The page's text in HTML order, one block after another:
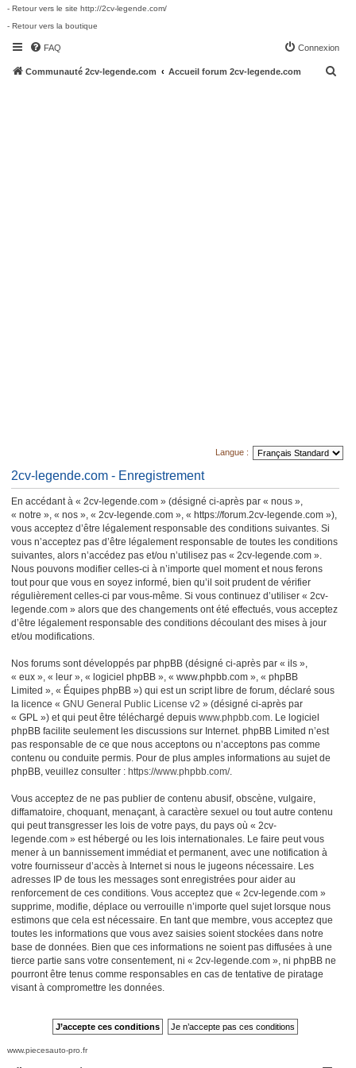
- Retour vers le site http://2cv-legende.com/
- Retour vers la boutique
FAQ Connexion
Communauté 2cv-legende.com Accueil forum 2cv-legende.com
Langue :
2cv-legende.com - Enregistrement
En accédant à « 2cv-legende.com » (désigné ci-après par « nous »,
« notre », « nos », « 2cv-legende.com », « https://forum.2cv-legende.com »),
vous acceptez d’être légalement responsable des conditions suivantes. Si
vous n’acceptez pas d’être légalement responsable de toutes les conditions
suivantes, alors n’accédez pas et/ou n’utilisez pas « 2cv-legende.com ».
Nous pouvons modifier celles-ci à n’importe quel moment et nous ferons
tout pour que vous en soyez informé, bien qu’il soit prudent de vérifier
régulièrement celles-ci par vous-même. Si vous continuez d’utiliser « 2cv-
legende.com » alors que des changements ont été effectués, vous acceptez
d’être légalement responsable des conditions découlant des mises à jour
et/ou modifications.
Nos forums sont développés par phpBB (désigné ci-après par « ils »,
« eux », « leur », « logiciel phpBB », « www.phpbb.com », « phpBB
Limited », « Équipes phpBB ») qui est un script libre de forum, déclaré sous
la licence « GNU General Public License v2 » (désigné ci-après par
« GPL ») et qui peut être téléchargé depuis www.phpbb.com. Le logiciel
phpBB facilite seulement les discussions sur Internet. phpBB Limited n’est
pas responsable de ce que nous acceptons ou n’acceptons pas comme
contenu ou conduite permis. Pour de plus amples informations au sujet de
phpBB, veuillez consulter : https://www.phpbb.com/.
Vous acceptez de ne pas publier de contenu abusif, obscène, vulgaire,
diffamatoire, choquant, menaçant, à caractère sexuel ou tout autre contenu
qui peut transgresser les lois de votre pays, du pays où « 2cv-
legende.com » est hébergé ou les lois internationales. Le faire peut vous
mener à un bannissement immédiat et permanent, avec une notification à
votre fournisseur d’accès à Internet si nous le jugeons nécessaire. Les
adresses IP de tous les messages sont enregistrées pour aider au
renforcement de ces conditions. Vous acceptez que « 2cv-legende.com »
supprime, modifie, déplace ou verrouille n’importe quel sujet lorsque nous
estimons que cela est nécessaire. En tant que membre, vous acceptez que
toutes les informations que vous avez saisies soient stockées dans notre
base de données. Bien que ces informations ne soient pas diffusées à une
tierce partie sans votre consentement, ni « 2cv-legende.com », ni phpBB ne
pourront être tenus comme responsables en cas de tentative de piratage
visant à compromettre les données.
www.piecesauto-pro.fr